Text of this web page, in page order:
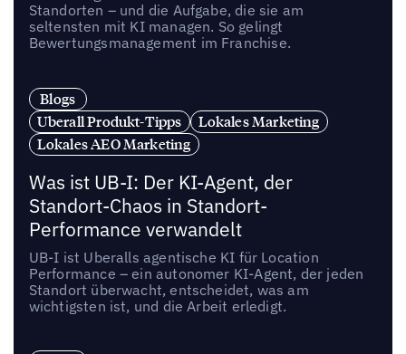
Standorten – und die Aufgabe, die sie am
seltensten mit KI managen. So gelingt
Bewertungsmanagement im Franchise.
Blogs
Uberall Produkt-Tipps
Lokales Marketing
Lokales AEO Marketing
Was ist UB-I: Der KI-Agent, der
Standort-Chaos in Standort-
Performance verwandelt
UB-I ist Uberalls agentische KI für Location
Performance – ein autonomer KI-Agent, der jeden
Standort überwacht, entscheidet, was am
wichtigsten ist, und die Arbeit erledigt.